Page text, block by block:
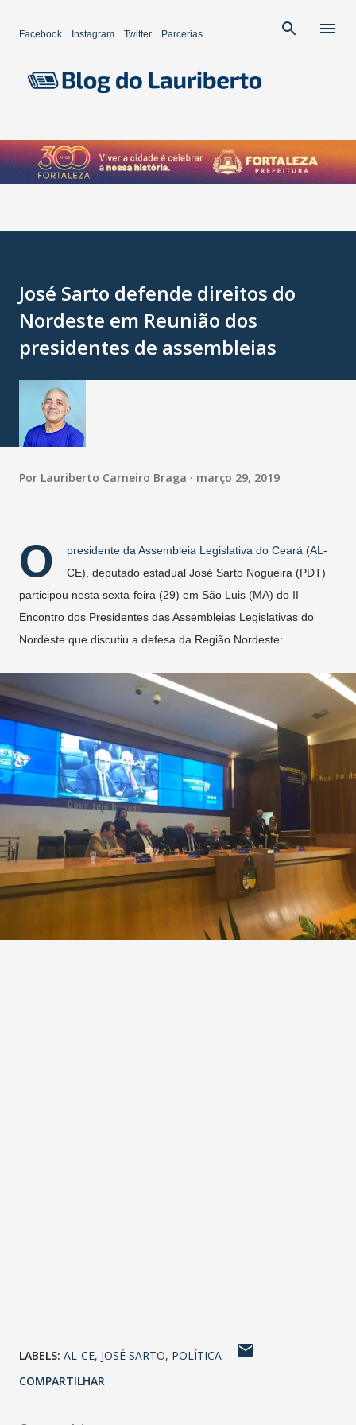
Facebook Instagram Twitter Parcerias
José Sarto defende direitos do
Nordeste em Reunião dos
presidentes de assembleias
Por Lauriberto Carneiro Braga março 29, 2019
O
presidente da Assembleia Legislativa do Ceará (AL-
CE), deputado estadual José Sarto Nogueira (PDT)
participou nesta sexta-feira (29) em São Luis (MA) do II
Encontro dos Presidentes das Assembleias Legislativas do
Nordeste que discutiu a defesa da Região Nordeste:
LABELS: AL-CE JOSÉ SARTO POLÍTICA
COMPARTILHAR